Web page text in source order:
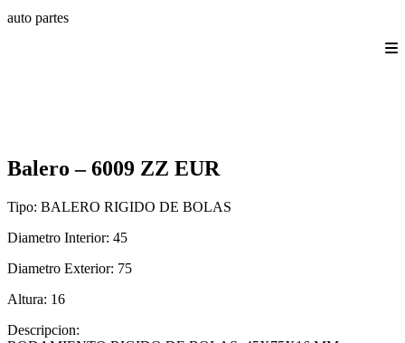
auto partes
Balero – 6009 ZZ EUR
Tipo: BALERO RIGIDO DE BOLAS
Diametro Interior: 45
Diametro Exterior: 75
Altura: 16
Descripcion: